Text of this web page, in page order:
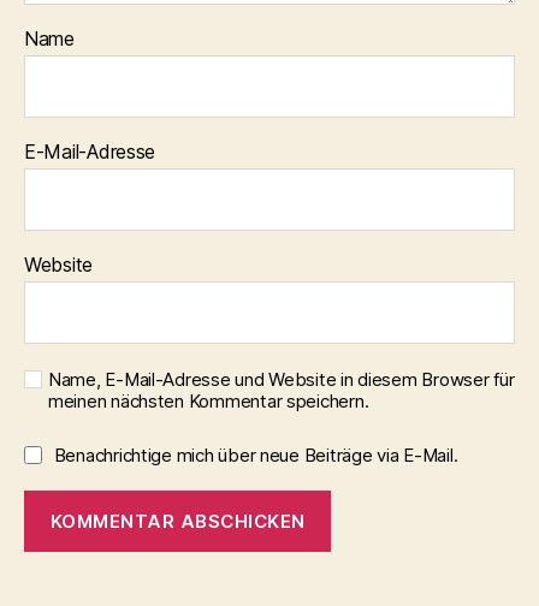
Name
E-Mail-Adresse
Website
Name, E-Mail-Adresse und Website in diesem Browser für
meinen nächsten Kommentar speichern.
Benachrichtige mich über neue Beiträge via E-Mail.